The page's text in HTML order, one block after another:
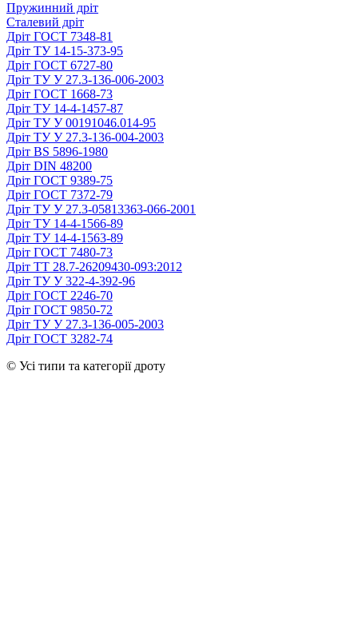
Пружинний дріт
Сталевий дріт
Дріт ГОСТ 7348-81
Дріт ТУ 14-15-373-95
Дріт ГОСТ 6727-80
Дріт ТУ У 27.3-136-006-2003
Дріт ГОСТ 1668-73
Дріт ТУ 14-4-1457-87
Дріт ТУ У 00191046.014-95
Дріт ТУ У 27.3-136-004-2003
Дріт ВS 5896-1980
Дріт DIN 48200
Дріт ГОСТ 9389-75
Дріт ГОСТ 7372-79
Дріт ТУ У 27.3-05813363-066-2001
Дріт ТУ 14-4-1566-89
Дріт ТУ 14-4-1563-89
Дріт ГОСТ 7480-73
Дріт ТТ 28.7-26209430-093:2012
Дріт ТУ У 322-4-392-96
Дріт ГОСТ 2246-70
Дріт ГОСТ 9850-72
Дріт ТУ У 27.3-136-005-2003
Дріт ГОСТ 3282-74
© Усі типи та категорії дроту